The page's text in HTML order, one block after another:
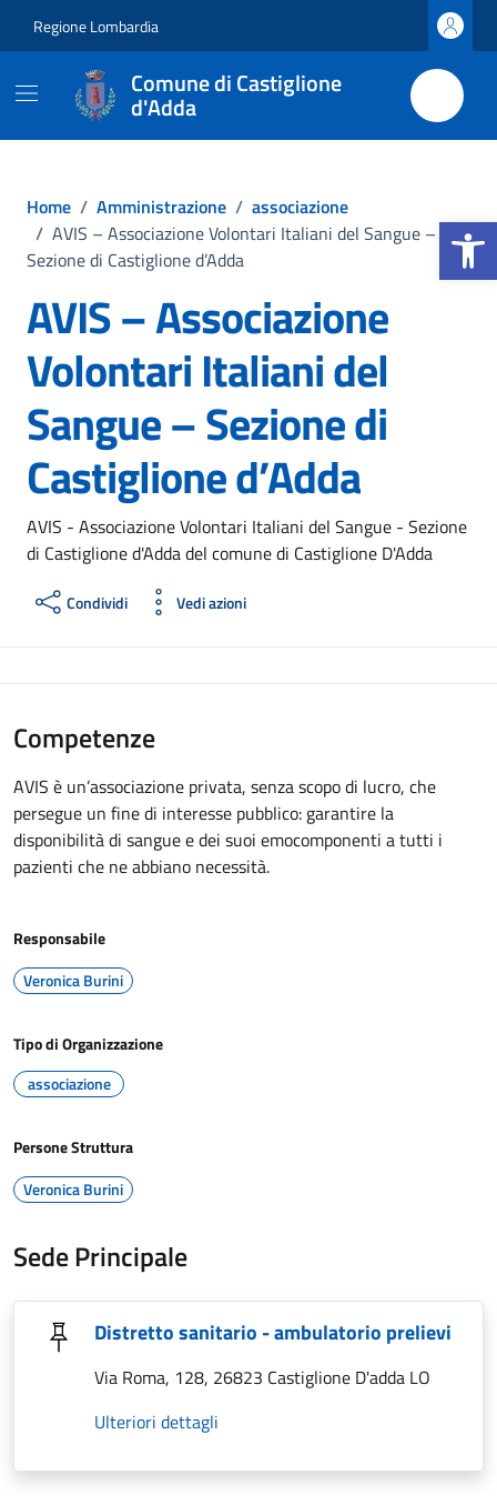
Apri la
Regione Lombardia
Comune di Castiglione
d'Adda
Home / Amministrazione / associazione
/ AVIS – Associazione Volontari Italiani del Sangue –
Sezione di Castiglione d’Adda
AVIS – Associazione
Volontari Italiani del
Sangue – Sezione di
Castiglione d’Adda
AVIS - Associazione Volontari Italiani del Sangue - Sezione
di Castiglione d'Adda del comune di Castiglione D'Adda
Condividi Vedi azioni
Competenze
AVIS è un’associazione privata, senza scopo di lucro, che
persegue un fine di interesse pubblico: garantire la
disponibilità di sangue e dei suoi emocomponenti a tutti i
pazienti che ne abbiano necessità.
Responsabile
Veronica Burini
Tipo di Organizzazione
associazione
Persone Struttura
Veronica Burini
Sede Principale
Distretto sanitario - ambulatorio prelievi
Via Roma, 128, 26823 Castiglione D'adda LO
Ulteriori dettagli